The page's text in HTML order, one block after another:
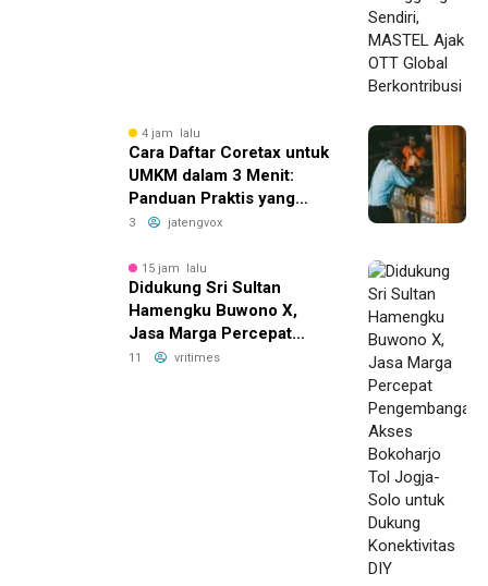
4 jam lalu
Cara Daftar Coretax untuk
UMKM dalam 3 Menit:
Panduan Praktis yang
Bikin Bisnis Anda Lebih
3 jatengvox
15 jam lalu
Didukung Sri Sultan
Hamengku Buwono X,
Jasa Marga Percepat
Pengembangan Akses
11 vritimes